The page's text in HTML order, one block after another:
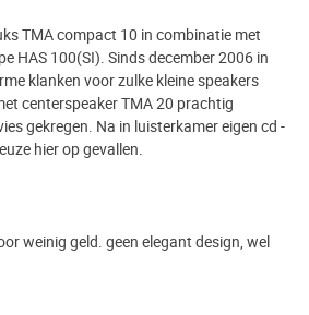
TMA compact 10 in combinatie met
HAS 100(SI). Sinds december 2006 in
klanken voor zulke kleine speakers
centerspeaker TMA 20 prachtig
gekregen. Na in luisterkamer eigen cd -
hier op gevallen.
weinig geld. geen elegant design, wel